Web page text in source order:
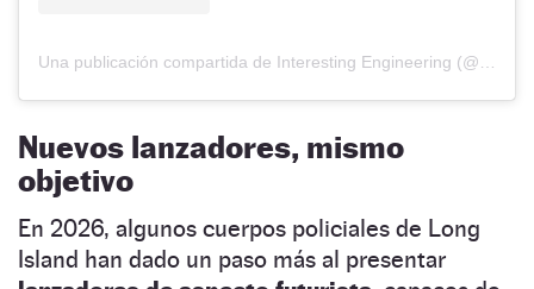
Una publicación compartida de Interesting Engineering (@interestingengineering)
Nuevos lanzadores, mismo
objetivo
En 2026, algunos cuerpos policiales de Long
Island han dado un paso más al presentar